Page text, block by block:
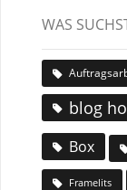
WAS
blog
Box
Framelits